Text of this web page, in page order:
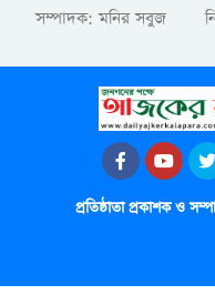
সম্পাদক: মনির সবুজ
প্রতিষ্ঠাতা প্রকাশক ও